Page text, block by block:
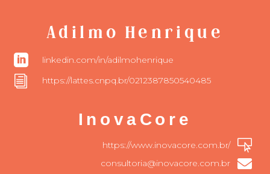
Adilmo Henrique
 linkedin.com/in/adilmohenrique
i https://lattes.cnpq.br/0212387850540485
InovaCore

https://www.inovacore.com.br/

consultoria@inovacore.com.br